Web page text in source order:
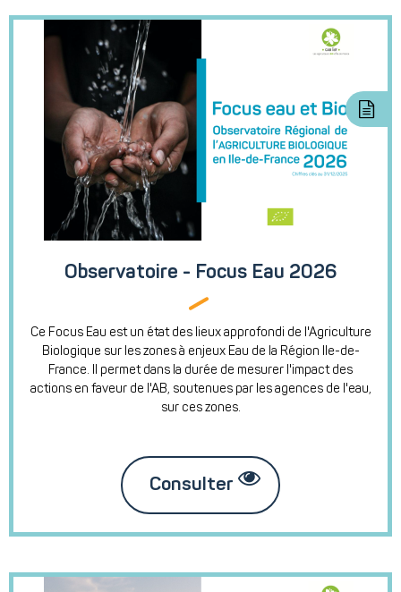
Observatoire - Focus Eau 2026
Ce Focus Eau est un état des lieux approfondi de l'Agriculture
Biologique sur les zones à enjeux Eau de la Région Ile-de-
France. Il permet dans la durée de mesurer l'impact des
actions en faveur de l'AB, soutenues par les agences de l'eau,
sur ces zones.
Consulter